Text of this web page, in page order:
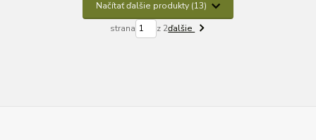
Načítať ďalšie produkty (13)
strana z 2ďalšie